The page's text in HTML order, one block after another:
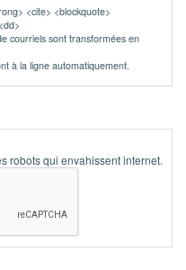
<cite> <blockquote>
courriels sont transformées en
à la ligne automatiquement.
robots qui envahissent internet.